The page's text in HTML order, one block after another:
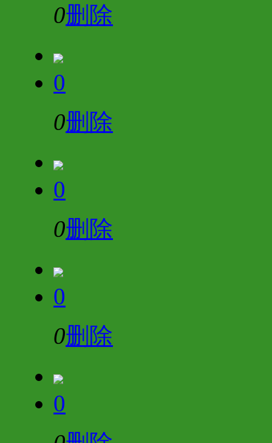
0删除
0
0删除
0
0删除
0
0删除
0